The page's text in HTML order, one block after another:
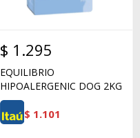
$ 1.295
EQUILIBRIO
HIPOALERGENIC DOG 2KG
$ 1.101